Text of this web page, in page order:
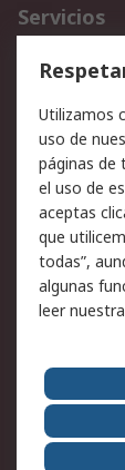
Servicios
Cómo
Ofertas
Legal
Aviso
Política
Acerca de
Acerca de
RS en el
Utilizamos
uso de
páginas de
el uso de
aceptas
que
todas”,
algunas
leer nuestra